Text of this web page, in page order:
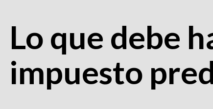
Lo que debe
impuesto